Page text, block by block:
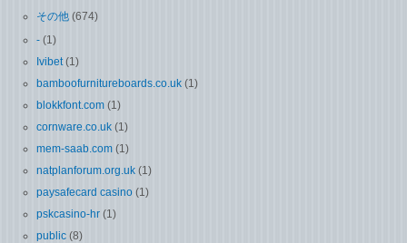
その他 (674)
- (1)
Ivibet(1)
bamboofurnitureboards.co.uk (1)
blokkfont.com (1)
cornware.co.uk (1)
mem-saab.com (1)
natplanforum.org.uk (1)
paysafecard casino (1)
pskcasino-hr (1)
public (8)